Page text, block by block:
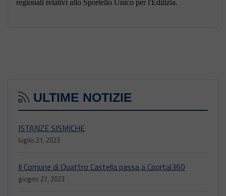
regionali relativi allo Sportello Unico per l'Edilizia.
ULTIME NOTIZIE
ISTANZE SISMICHE
luglio 21, 2023
Il Comune di Quattro Castella passa a Cportal360
giugno 27, 2023